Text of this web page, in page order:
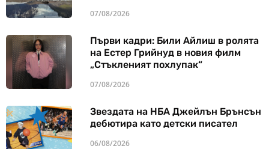
07/08/2026
Първи кадри: Били Айлиш в ролята
на Естер Грийнуд в новия филм
„Стъкленият похлупак“
07/08/2026
Звездата на НБА Джейлън Брънсън
дебютира като детски писател
06/08/2026